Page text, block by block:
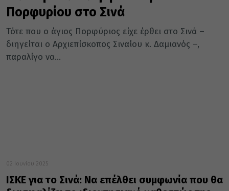
Πορφυρίου στο Σινά
Τότε που ο άγιος Πορφύριος είχε έρθει στο Σινά –
διηγείται ο Αρχιεπίσκοπος Σιναίου κ. Δαμιανός –,
παραλίγο να...
02 Ιουνίου 2025
ΙΣΚΕ για το Σινά: Να επέλθει συμφωνία που θα